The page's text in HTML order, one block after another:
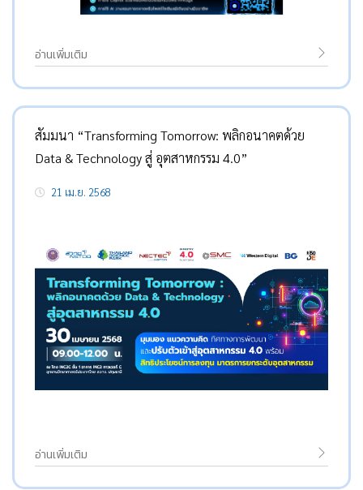
อ่านเพิ่มเติม
สัมมนา “Transforming Tomorrow: พลิกอนาคตด้วย
Data & Technology สู่ อุตสาหกรรม 4.0”
21 เม.ย. 2568
อ่านเพิ่มเติม